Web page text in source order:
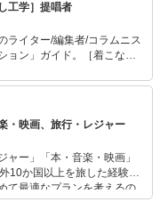
工学］提唱者
ライター/編集者/コラムニス
ョン」ガイド。［着こなし
俯瞰的なファッション分
活かした［着こなし工学］
のコミュニティを「DMMオ
びのアドバイスなど、監修
・映画、旅行・レジャー
ャー」「本・音楽・映画」
10か国以上を旅した経験を
て最適なプランを考えるの
プでの販売経験もあり。誰